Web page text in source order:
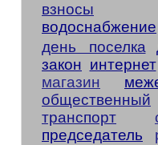
взносы
водоснабжение
день поселка
закон интернет
магазин
общественный
транспорт
председатель